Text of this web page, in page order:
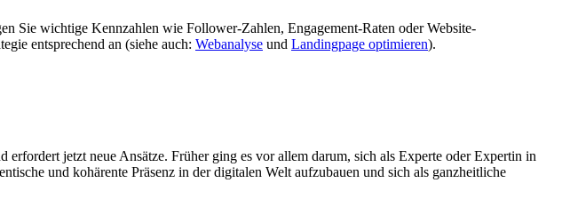
Sie wichtige Kennzahlen wie Follower-Zahlen, Engagement-Raten oder Website-
entsprechend an (siehe auch: Webanalyse und Landingpage optimieren).
jetzt neue Ansätze. Früher ging es vor allem darum, sich als Experte oder Expertin in
und kohärente Präsenz in der digitalen Welt aufzubauen und sich als ganzheitliche